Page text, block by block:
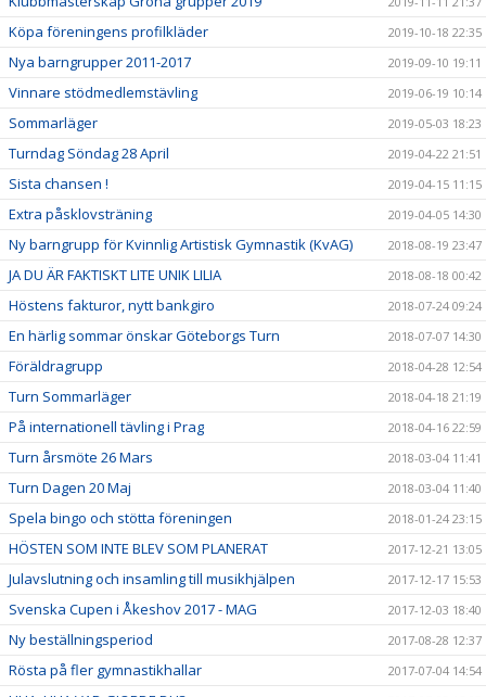
Köpa föreningens profilkläder 2019-10-18 22:35
Nya barngrupper 2011-2017 2019-09-10 19:11
Vinnare stödmedlemstävling 2019-06-19 10:14
Sommarläger 2019-05-03 18:23
Turndag Söndag 28 April 2019-04-22 21:51
Sista chansen ! 2019-04-15 11:15
Extra påsklovsträning 2019-04-05 14:30
Ny barngrupp för Kvinnlig Artistisk Gymnastik (KvAG) 2018-08-19 23:47
JA DU ÄR FAKTISKT LITE UNIK LILIA 2018-08-18 00:42
Höstens fakturor, nytt bankgiro 2018-07-24 09:24
En härlig sommar önskar Göteborgs Turn 2018-07-07 14:30
Föräldragrupp 2018-04-28 12:54
Turn Sommarläger 2018-04-18 21:19
På internationell tävling i Prag 2018-04-16 22:59
Turn årsmöte 26 Mars 2018-03-04 11:41
Turn Dagen 20 Maj 2018-03-04 11:40
Spela bingo och stötta föreningen 2018-01-24 23:15
HÖSTEN SOM INTE BLEV SOM PLANERAT 2017-12-21 13:05
Julavslutning och insamling till musikhjälpen 2017-12-17 15:53
Svenska Cupen i Åkeshov 2017 - MAG 2017-12-03 18:40
Ny beställningsperiod 2017-08-28 12:37
Rösta på fler gymnastikhallar 2017-07-04 14:54